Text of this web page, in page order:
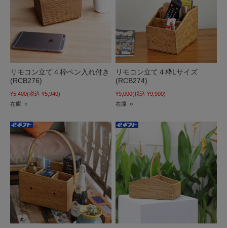
リモコン立て４枠ペン入れ付き
(RCB276)
¥5,400(税込 ¥5,940)
在庫 ○
リモコン立て４枠Lサイズ
(RCB274)
¥9,000(税込 ¥9,900)
在庫 ○